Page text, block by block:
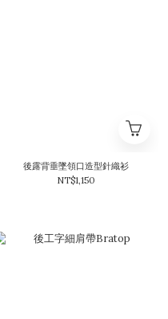
後露背垂墜領口造型針織衫
NT$1,150